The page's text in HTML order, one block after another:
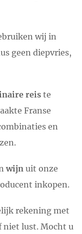
wij in
geen diepvries,
reis te
Franse
en
wijn uit onze
inkopen.
rekening met
niet lust. Mocht u